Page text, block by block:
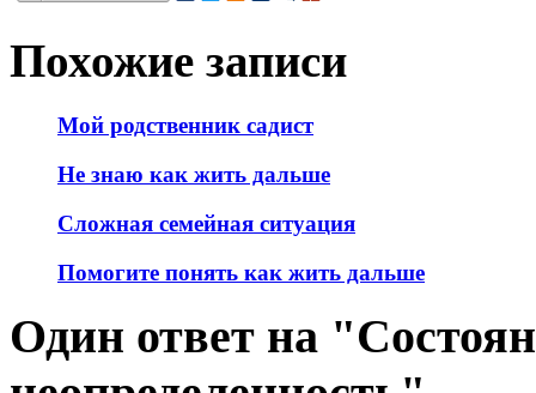
Похожие записи
Мой родственник садист
Не знаю как жить дальше
Сложная семейная ситуация
Помогите понять как жить дальше
Один ответ на